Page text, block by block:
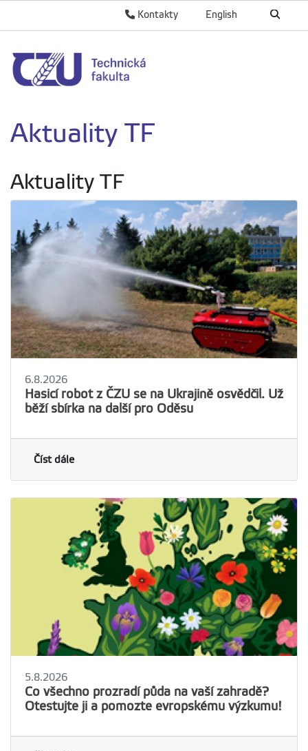
English
Kontakty
Aktuality TF
Aktuality TF
6.8.2026
Hasicí robot z ČZU se na Ukrajině osvědčil. Už
běží sbírka na další pro Oděsu
Číst dále
5.8.2026
Co všechno prozradí půda na vaší zahradě?
Otestujte ji a pomozte evropskému výzkumu!